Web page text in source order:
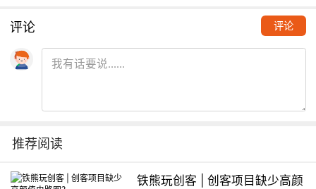
评论 评论
推荐阅读
铁熊玩创客 | 创客项目缺少高颜